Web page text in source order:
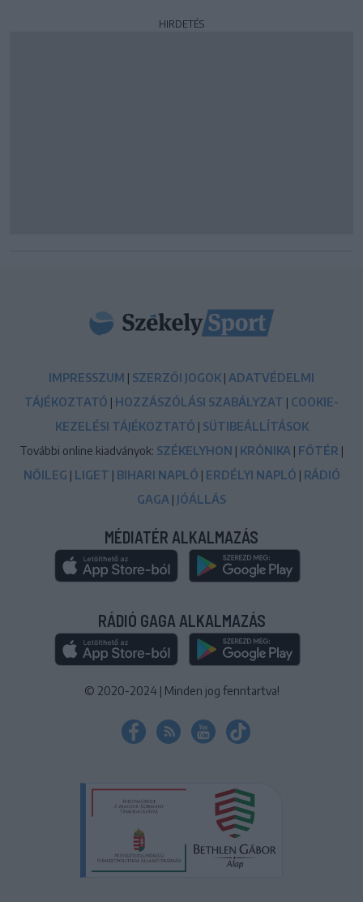
HIRDETÉS
IMPRESSZUM | SZERZŐI JOGOK | ADATVÉDELMI
TÁJÉKOZTATÓ | HOZZÁSZÓLÁSI SZABÁLYZAT | COOKIE-
KEZELÉSI TÁJÉKOZTATÓ | SÜTIBEÁLLÍTÁSOK
További online kiadványok: SZÉKELYHON | KRÓNIKA | FŐTÉR |
NŐILEG | LIGET | BIHARI NAPLÓ | ERDÉLYI NAPLÓ | RÁDIÓ
GAGA | JÓÁLLÁS
MÉDIATÉR ALKALMAZÁS
RÁDIÓ GAGA ALKALMAZÁS
© 2020-2024 | Minden jog fenntartva!